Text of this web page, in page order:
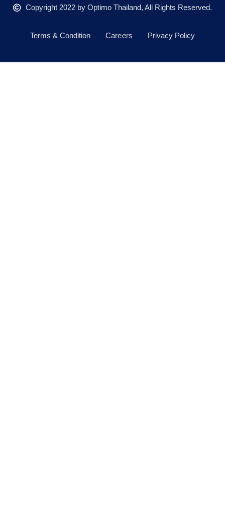
Copyright 2022 by Optimo Thailand, All Rights Reserved.
Terms & Condition Careers Privacy Policy